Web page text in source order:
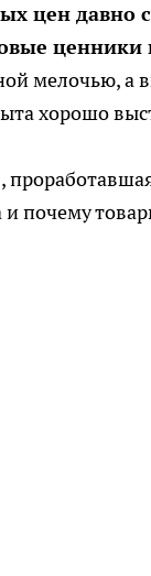
цен давно
ценники
мелочью,
хорошо
,
почему